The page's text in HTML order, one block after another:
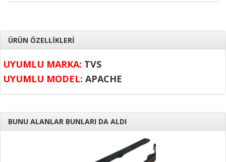
ÜRÜN ÖZELLİKLERİ
UYUMLU MARKA: TVS
UYUMLU MODEL: APACHE
BUNU ALANLAR BUNLARI DA ALDI